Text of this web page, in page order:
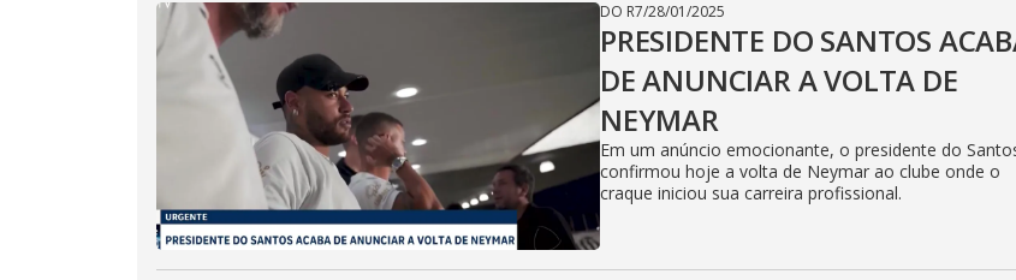
DO R7/28/01/2025
PRESIDENTE DO SANTOS
DE ANUNCIAR A VOLTA DE
NEYMAR
Em um anúncio emocionante, o presidente do
confirmou hoje a volta de Neymar ao clube onde o
craque iniciou sua carreira profissional.